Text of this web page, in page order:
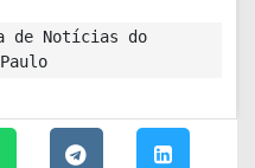
de Notícias do